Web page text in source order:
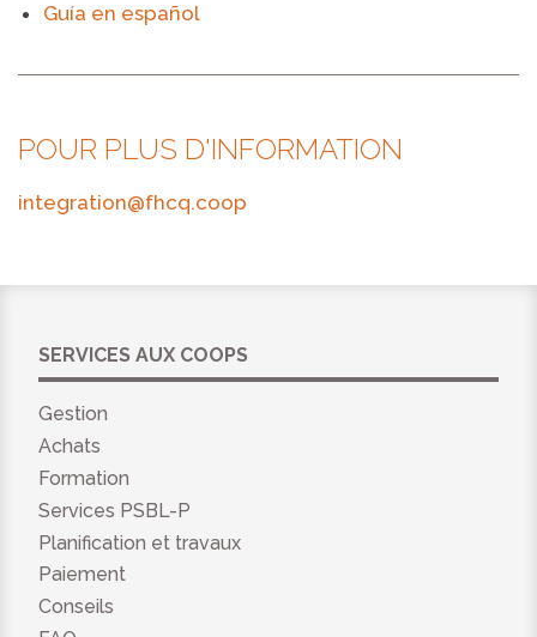
Guía en español
POUR PLUS D'INFORMATION
integration@fhcq.coop
SERVICES AUX COOPS
Gestion
Achats
Formation
Services PSBL-P
Planification et travaux
Paiement
Conseils